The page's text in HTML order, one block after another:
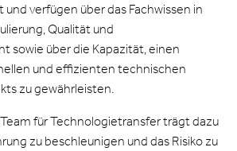
verfügen über das Fachwissen in
Qualität und
sowie über die Kapazität, einen
und effizienten technischen
zu gewährleisten.
für Technologietransfer trägt dazu
zu beschleunigen und das Risiko zu